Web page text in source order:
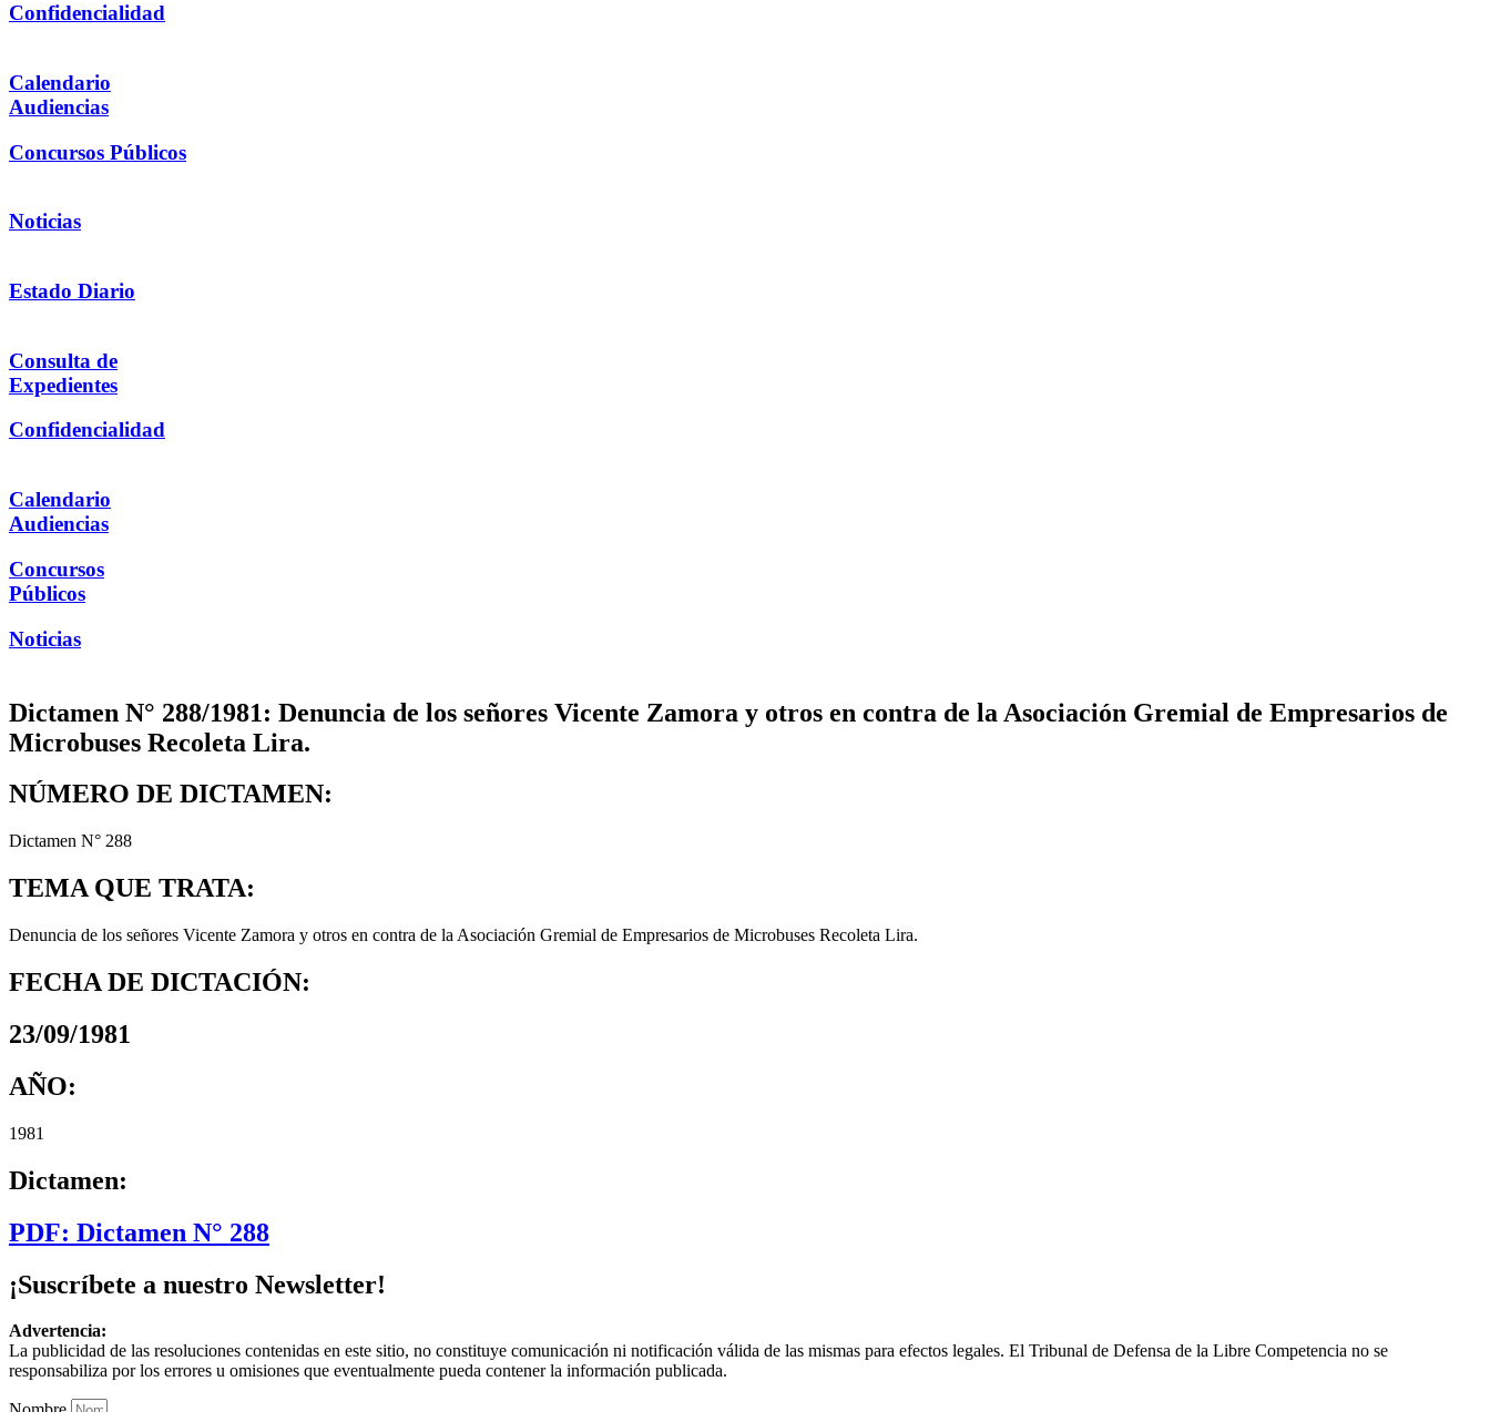
Confidencialidad
Calendario
Audiencias
Concursos Públicos
Noticias
Estado Diario
Consulta de
Expedientes
Confidencialidad
Calendario
Audiencias
Concursos
Públicos
Noticias
Dictamen N° 288/1981: Denuncia de los señores Vicente Zamora y otros en contra de la Asociación Gremial de Empresarios de
Microbuses Recoleta Lira.
NÚMERO DE DICTAMEN:
Dictamen N° 288
TEMA QUE TRATA:
Denuncia de los señores Vicente Zamora y otros en contra de la Asociación Gremial de Empresarios de Microbuses Recoleta Lira.
FECHA DE DICTACIÓN:
23/09/1981
AÑO:
1981
Dictamen:
PDF: Dictamen N° 288
¡Suscríbete a nuestro Newsletter!
Advertencia:
La publicidad de las resoluciones contenidas en este sitio, no constituye comunicación ni notificación válida de las mismas para efectos legales. El Tribunal de Defensa de la Libre Competencia no se
responsabiliza por los errores u omisiones que eventualmente pueda contener la información publicada.